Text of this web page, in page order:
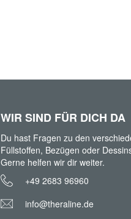
WIR SIND FÜR DICH DA
Du hast Fragen zu den
Füllstoffen, Bezügen oder
Gerne helfen wir dir weiter.
+49 2683 96960
info@theraline.de